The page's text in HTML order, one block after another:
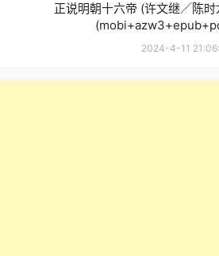
正说明朝十六帝 (许文继／陈时
2024-4-11